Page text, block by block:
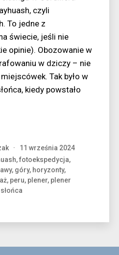
czyli
To jedne z
świecie, jeśli nie
opinie). Obozowanie w
w dziczy – nie
Tak było w
kiedy powstało
11 września 2024
,fotoekspedycja,
, góry, horyzonty,
, peru, plener, plener